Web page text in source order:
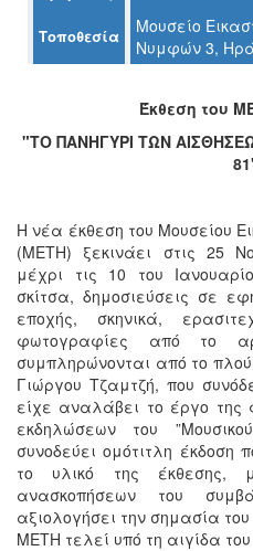
ΠΟΛΙΤΙΣΜΟΣ
ΑΝΘΕΚΤΙΚΗ
ΠΟΛΗ
Τοποθεσία
Μουσείο
Νυμφών 3,
Έκθεση του
"ΤΟ ΠΑΝΗΓΥΡΙ ΤΩΝ
Η νέα έκθεση του Μουσείου
(ΜΕΤΗ) ξεκινάει στις 25
μέχρι τις 10 του
σκίτσα, δημοσιεύσεις σε
εποχής, σκηνικά,
φωτογραφίες από το
συμπληρώνονται από το
Γιώργου Τζαμτζή, που
είχε αναλάβει το έργο
εκδηλώσεων του
συνοδεύει ομότιτλη έκδοση
το υλικό της έκθεσης,
ανασκοπήσεων του
αξιολογήσει την σημασία
ΜΕΤΗ τελεί υπό τη αιγίδα